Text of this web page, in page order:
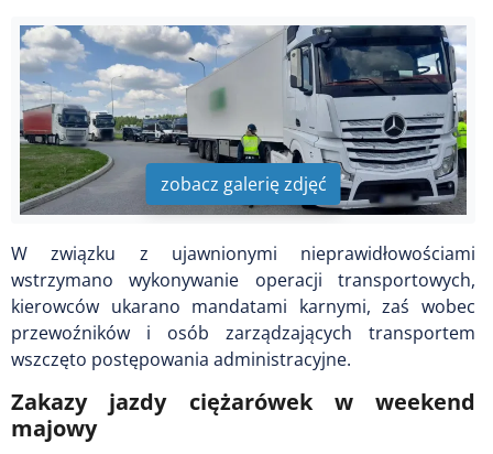
zobacz galerię zdjęć
W związku z ujawnionymi nieprawidłowościami
wstrzymano wykonywanie operacji transportowych,
kierowców ukarano mandatami karnymi, zaś wobec
przewoźników i osób zarządzających transportem
wszczęto postępowania administracyjne.
Zakazy jazdy ciężarówek w weekend
majowy